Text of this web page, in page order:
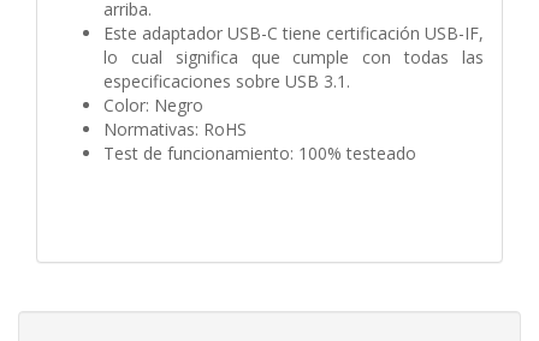
arriba.
Este adaptador USB-C tiene certificación USB-IF,
lo cual significa que cumple con todas las
especificaciones sobre USB 3.1.
Color: Negro
Normativas: RoHS
Test de funcionamiento: 100% testeado